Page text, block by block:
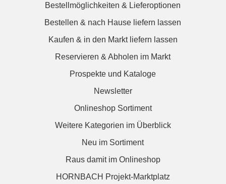
Bestellmöglichkeiten & Lieferoptionen
Bestellen & nach Hause liefern lassen
Kaufen & in den Markt liefern lassen
Reservieren & Abholen im Markt
Prospekte und Kataloge
Newsletter
Onlineshop Sortiment
Weitere Kategorien im Überblick
Neu im Sortiment
Raus damit im Onlineshop
HORNBACH Projekt-Marktplatz